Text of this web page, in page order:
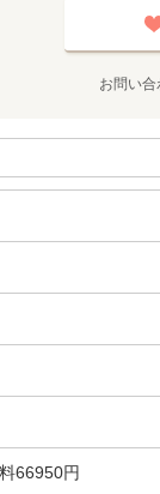
お問い合
66950円